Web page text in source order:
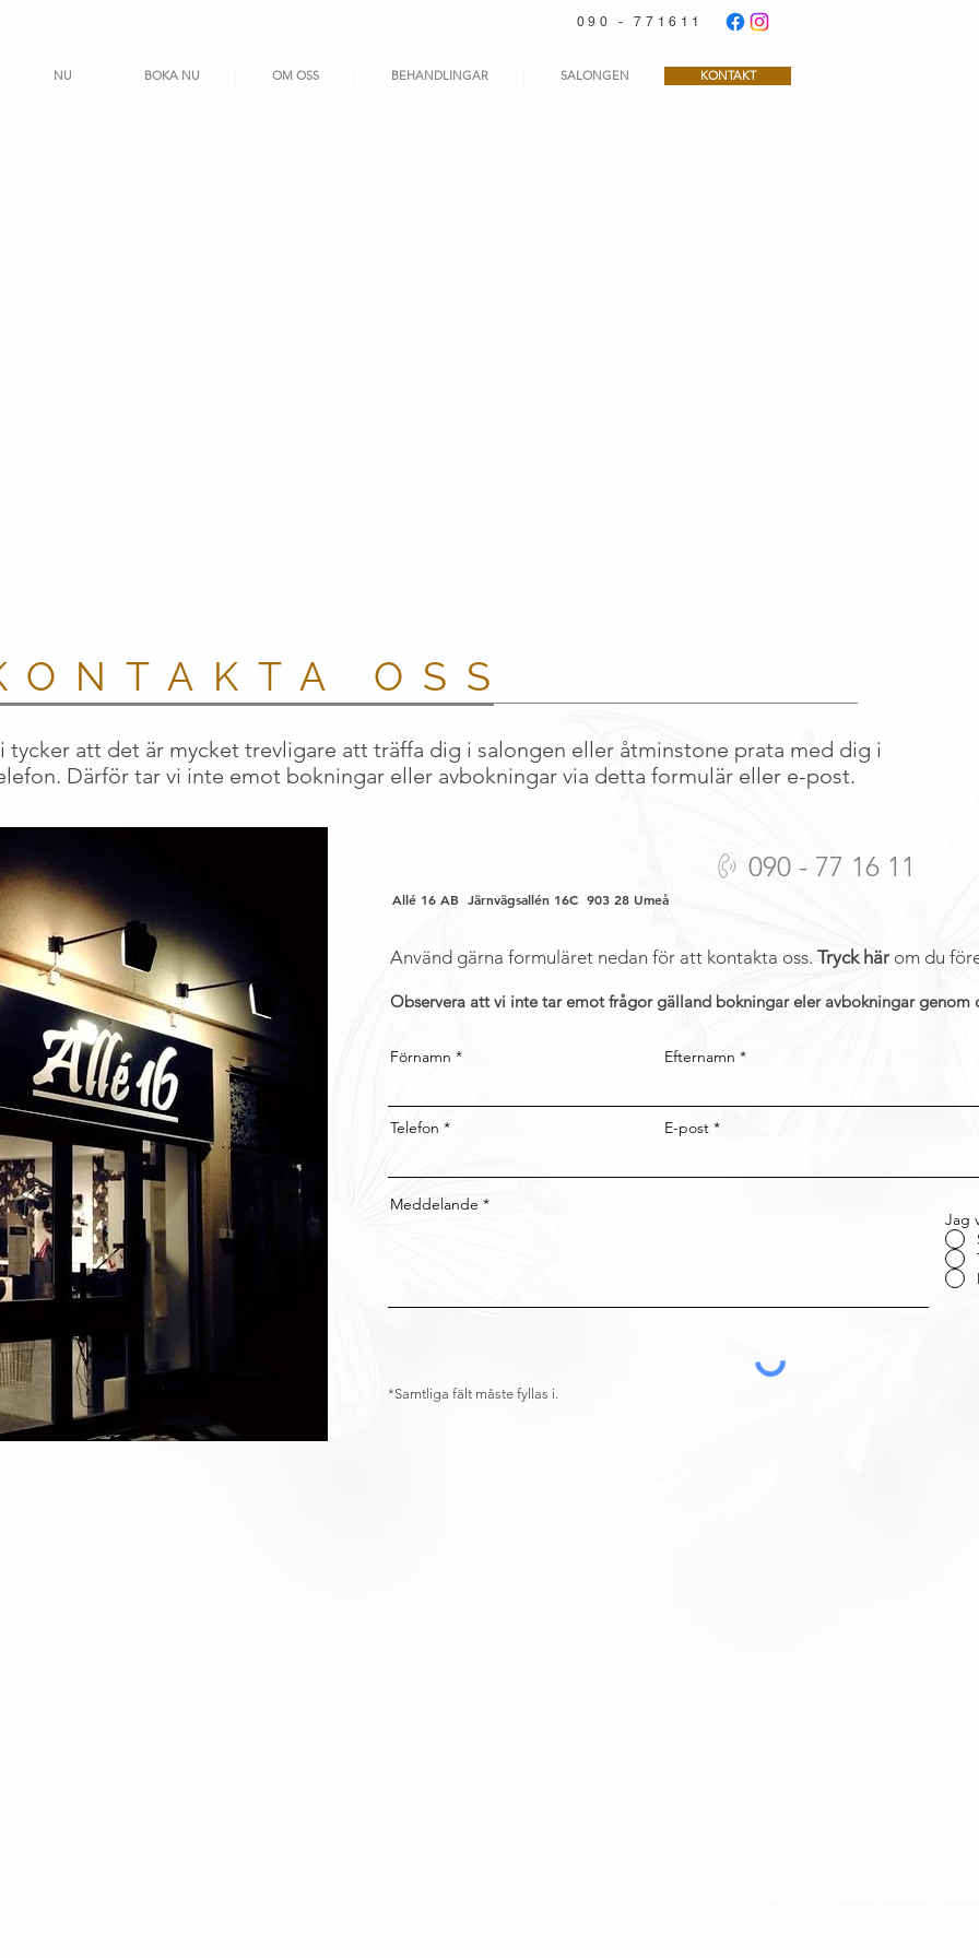
090 - 771611
NU BOKA NU OM OSS BEHANDLINGAR SALONGEN KONTAKT
OSS
tycker att det är mycket trevligare att träffa dig i salongen eller åtminstone prata med dig i
Därför tar vi inte emot bokningar eller avbokningar via detta formulär eller e-post.
090 - 77 16 11
Allé 16 AB Järnvägsallén 16C 903 28 Umeå​
Använd gärna formuläret nedan för att kontakta oss. Tryck här om du
Observera att vi inte tar emot frågor gälland bokningar eler avbokningar genom
Förnamn Efternamn
Telefon E-post
Meddelande
Jag
*Samtliga fält måste fyllas i.